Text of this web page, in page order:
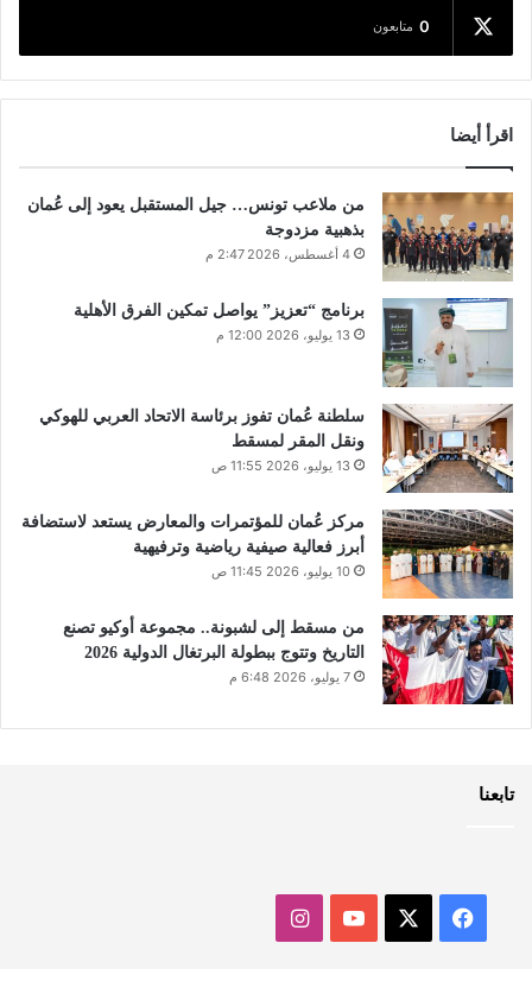
0 متابعون
اقرأ أيضا
من ملاعب تونس… جيل المستقبل يعود إلى عُمان
بذهبية مزدوجة
4 أغسطس، 2026 2:47 م
برنامج “تعزيز” يواصل تمكين الفرق الأهلية
13 يوليو، 2026 12:00 م
سلطنة عُمان تفوز برئاسة الاتحاد العربي للهوكي
ونقل المقر لمسقط
13 يوليو، 2026 11:55 ص
مركز عُمان للمؤتمرات والمعارض يستعد لاستضافة
أبرز فعالية صيفية رياضية وترفيهية
10 يوليو، 2026 11:45 ص
من مسقط إلى لشبونة.. مجموعة أوكيو تصنع
التاريخ وتتوج ببطولة البرتغال الدولية 2026
7 يوليو، 2026 6:48 م
تابعنا
فيسبوك ‫YouTubeانستقرام